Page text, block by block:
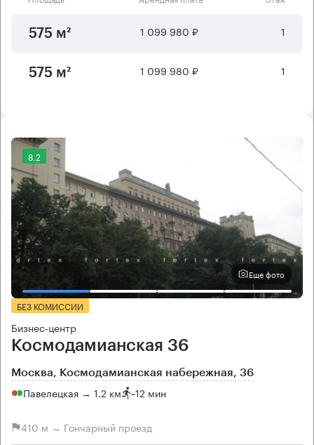
575 м² 1 099 980 ₽ 1
575 м² 1 099 980 ₽ 1
8.2
Еще фото
БЕЗ КОМИССИИ
Бизнес-центр
Космодамианская 36
Москва, Космодамианская набережная, 36
Павелецкая → 1.2 км ~12 мин
410 м → Гончарный проезд